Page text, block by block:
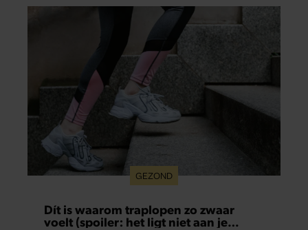
GEZOND
Dít is waarom traplopen zo zwaar
voelt (spoiler: het ligt niet aan je